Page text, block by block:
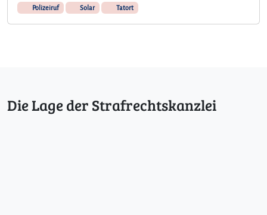
Polizeiruf
Solar Tatort
Die Lage der Strafrechtskanzlei